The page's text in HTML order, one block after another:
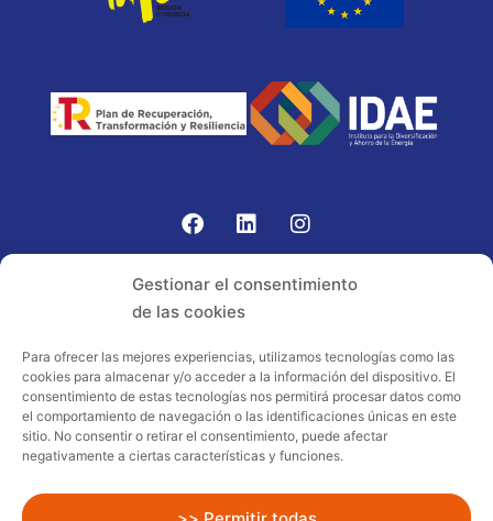
Gestionar el consentimiento
de las cookies
Para ofrecer las mejores experiencias, utilizamos tecnologías como las
cookies para almacenar y/o acceder a la información del dispositivo. El
consentimiento de estas tecnologías nos permitirá procesar datos como
el comportamiento de navegación o las identificaciones únicas en este
sitio. No consentir o retirar el consentimiento, puede afectar
negativamente a ciertas características y funciones.
Proyecto acogido al programa de
incentivos ligados al autoconsumo y
almacenamiento, con fuentes de energía
renovables, así como a la implantación
sector residencial en el marco del Plan